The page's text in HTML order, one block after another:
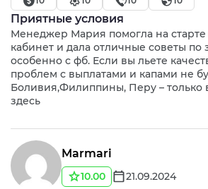
Приятные условия
Менеджер Мария помогла на старте
кабинет и дала отличные советы по
особенно с фб. Если вы льете
проблем с выплатами и капами не
Боливия,Филиппины, Перу – только
здесь
Marmari
10.00 21.09.2024